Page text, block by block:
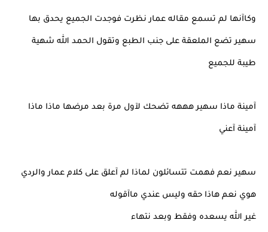
وكاآنها لم تسمع مقاله عمار نظرت فوجدت الجميع يحدق بها
سهير تضع الملعقة على جنب الطبع وتقول الحمد الله شهية
طيبة للجميع
آمينة ماذا سهير هههه تضحك لآول مرة بعد مرضها ماذا ماذا
آمينة آعني
سهير نعم فهمت تتسائلون لماذا لم آعلق على كلام عمار والردي
هوي نعم هاذا حقه وليس عندي ماآقوله
غير الله يسعده وفقط وبعد نتهاء